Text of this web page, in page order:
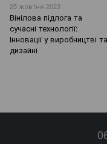
25 жовтня 2023
Вінілова підлога та
сучасні технології:
Інновації у виробництві та
дизайні